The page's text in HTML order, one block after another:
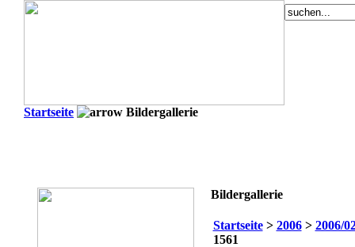
Startseite Bildergallerie
Bildergallerie
Startseite> 2006> 2006/
1561